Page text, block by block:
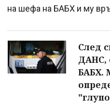
на шефа на БАБХ и му
След
ДАНС,
БАБХ.